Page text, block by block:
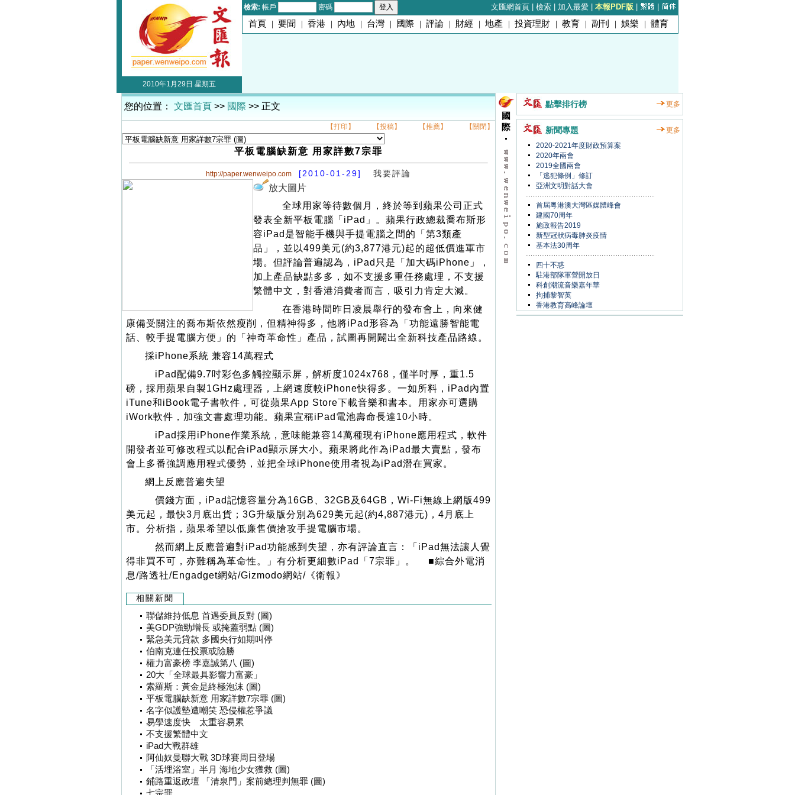
檢索: 帳戶 密碼 文匯網首頁 檢索 加入最愛 本報PDF版
首頁 | 要聞 | 香港 | 內地 | 台灣 | 國際 | 評論 | 財經 | 地產 | 投資理財 | 教育 | 副刊 | 娛樂 | 體育
2010年1月29日 星期五
您的位置： 文匯首頁 >> 國際 >> 正文
【打印】 【投稿】 【推薦】 【關閉】
平板電腦缺新意 用家詳數7宗罪
http://paper.wenweipo.com [2010-01-29] 我要評論
放大圖片
全球用家等待數個月，終於等到蘋果公司正式
發表全新平板電腦「iPad」。蘋果行政總裁喬布斯形
容iPad是智能手機與手提電腦之間的「第3類產
品」，並以499美元(約3,877港元)起的超低價進軍市
場。但評論普遍認為，iPad只是「加大碼iPhone」，
加上產品缺點多多，如不支援多重任務處理，不支援
繁體中文，對香港消費者而言，吸引力肯定大減。
在香港時間昨日凌晨舉行的發布會上，向來健
康備受關注的喬布斯依然瘦削，但精神得多，他將iPad形容為「功能遠勝智能電
話、較手提電腦方便」的「神奇革命性」產品，試圖再開闢出全新科技產品路線。
採iPhone系統 兼容14萬程式
iPad配備9.7吋彩色多觸控顯示屏，解析度1024x768，僅半吋厚，重1.5
磅，採用蘋果自製1GHz處理器，上網速度較iPhone快得多。一如所料，iPad內置
iTune和iBook電子書軟件，可從蘋果App Store下載音樂和書本。用家亦可選購
iWork軟件，加強文書處理功能。蘋果宣稱iPad電池壽命長達10小時。
iPad採用iPhone作業系統，意味能兼容14萬種現有iPhone應用程式，軟件
開發者並可修改程式以配合iPad顯示屏大小。蘋果將此作為iPad最大賣點，發布
會上多番強調應用程式優勢，並把全球iPhone使用者視為iPad潛在買家。
網上反應普遍失望
價錢方面，iPad記憶容量分為16GB、32GB及64GB，Wi-Fi無線上網版499
美元起，最快3月底出貨；3G升級版分別為629美元起(約4,887港元)，4月底上
市。分析指，蘋果希望以低廉售價搶攻手提電腦市場。
然而網上反應普遍對iPad功能感到失望，亦有評論直言：「iPad無法讓人覺
得非買不可，亦難稱為革命性。」有分析更細數iPad「7宗罪」。 ■綜合外電消
息/路透社/Engadget網站/Gizmodo網站/《衛報》
相關新聞
聯儲維持低息 首遇委員反對 (圖)
美GDP強勁增長 或掩蓋弱點 (圖)
緊急美元貸款 多國央行如期叫停
伯南克連任投票或險勝
權力富豪榜 李嘉誠第八 (圖)
20大「全球最具影響力富豪」
索羅斯：黃金是終極泡沫 (圖)
平板電腦缺新意 用家詳數7宗罪 (圖)
名字似護墊遭嘲笑 恐侵權惹爭議
易學速度快 太重容易累
不支援繁體中文
iPad大戰群雄
阿仙奴曼聯大戰 3D球賽周日登場
「活埋浴室」半月 海地少女獲救 (圖)
鋪路重返政壇 「清泉門」案前總理判無罪 (圖)
國
際
點擊排行榜 更多
新聞專題
更多
2020-2021年度財政預算案
2020年兩會
2019全國兩會
「逃犯條例」修訂
亞洲文明對話大會
首屆粵港澳大灣區媒體峰會
建國70周年
施政報告2019
新型冠狀病毒肺炎疫情
基本法30周年
四十不惑
駐港部隊軍營開放日
科創潮流音樂嘉年華
拘捕黎智英
香港教育高峰論壇